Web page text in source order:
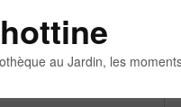
au Jardin, les